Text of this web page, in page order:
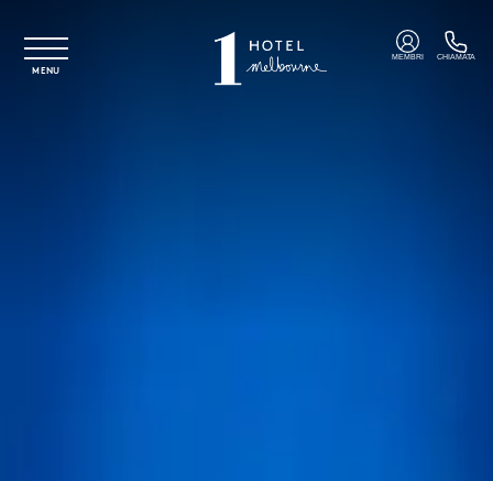
MENU
MEMBRI CHIAMATA